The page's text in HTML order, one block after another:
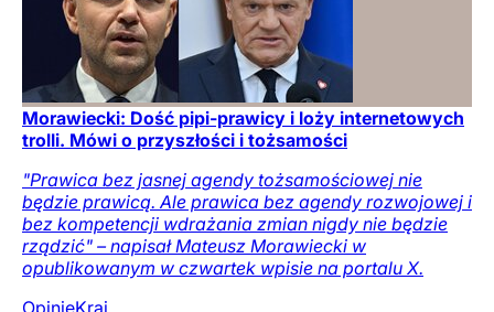
Morawiecki: Dość pipi-prawicy i loży internetowych
trolli. Mówi o przyszłości i tożsamości
"Prawica bez jasnej agendy tożsamościowej nie
będzie prawicą. Ale prawica bez agendy rozwojowej i
bez kompetencji wdrażania zmian nigdy nie będzie
rządzić" – napisał Mateusz Morawiecki w
opublikowanym w czwartek wpisie na portalu X.